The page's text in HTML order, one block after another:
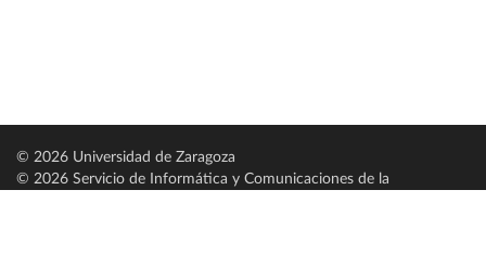
© 2026 Universidad de Zaragoza
© 2026 Servicio de Informática y Comunicaciones de la